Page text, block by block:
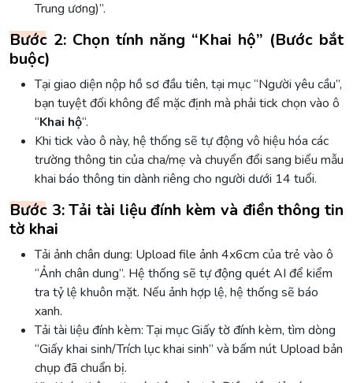
Trung ương)”.
Bước 2: Chọn tính năng “Khai hộ” (Bước bắt
buộc)
Tại giao diện nộp hồ sơ đầu tiên, tại mục “Người yêu cầu”,
bạn tuyệt đối không để mặc định mà phải tick chọn vào ô
“Khai hộ“.
Khi tick vào ô này, hệ thống sẽ tự động vô hiệu hóa các
trường thông tin của cha/mẹ và chuyển đổi sang biểu mẫu
khai báo thông tin dành riêng cho người dưới 14 tuổi.
Bước 3: Tải tài liệu đính kèm và điền thông tin
tờ khai
Tải ảnh chân dung: Upload file ảnh 4x6cm của trẻ vào ô
“Ảnh chân dung”. Hệ thống sẽ tự động quét AI để kiểm
tra tỷ lệ khuôn mặt. Nếu ảnh hợp lệ, hệ thống sẽ báo
xanh.
Tải tài liệu đính kèm: Tại mục Giấy tờ đính kèm, tìm dòng
“Giấy khai sinh/Trích lục khai sinh” và bấm nút Upload bản
chụp đã chuẩn bị.